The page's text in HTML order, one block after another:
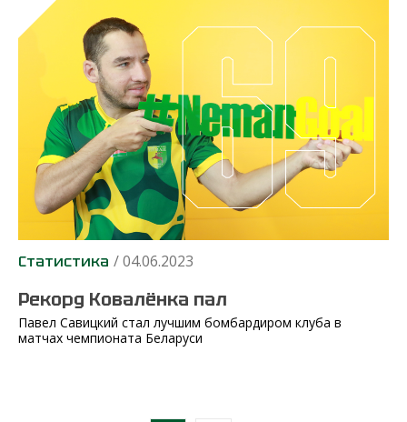
Статистика / 04.06.2023
Рекорд Ковалёнка пал
Павел Савицкий стал лучшим бомбардиром клуба в
матчах чемпионата Беларуси